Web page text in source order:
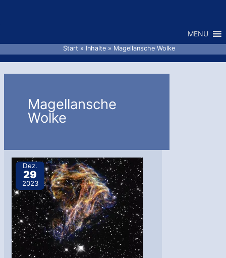
MENU
Start Inhalte Magellansche Wolke
Magellansche
Wolke
Dez.
29
2023